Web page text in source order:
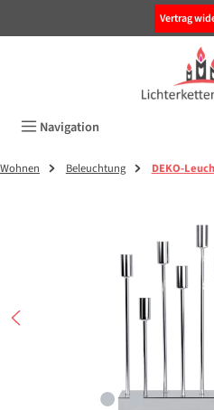
Vertrag
Navigation
Wohnen Beleuchtung DEKO-